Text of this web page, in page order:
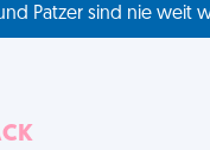
Patzer sind nie weit